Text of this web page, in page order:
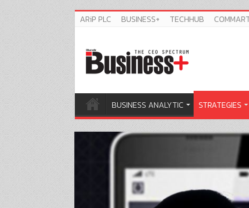
ARiP PLC BUSINESS+ TECHHUB
BUSINESS ANALYTIC STRATEGIES